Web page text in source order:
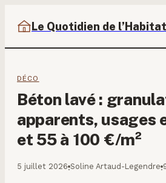
Le Quotidien de l’Habitat
DÉCO
Béton lavé :
apparents, usages
et 55 à 100 €/m²
5 juillet 2026·Soline Artaud-Legendre·